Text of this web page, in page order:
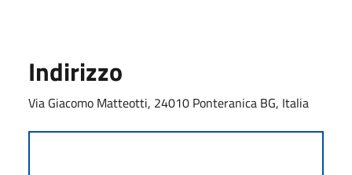
Indirizzo
Via Giacomo Matteotti, 24010 Ponteranica BG, Italia